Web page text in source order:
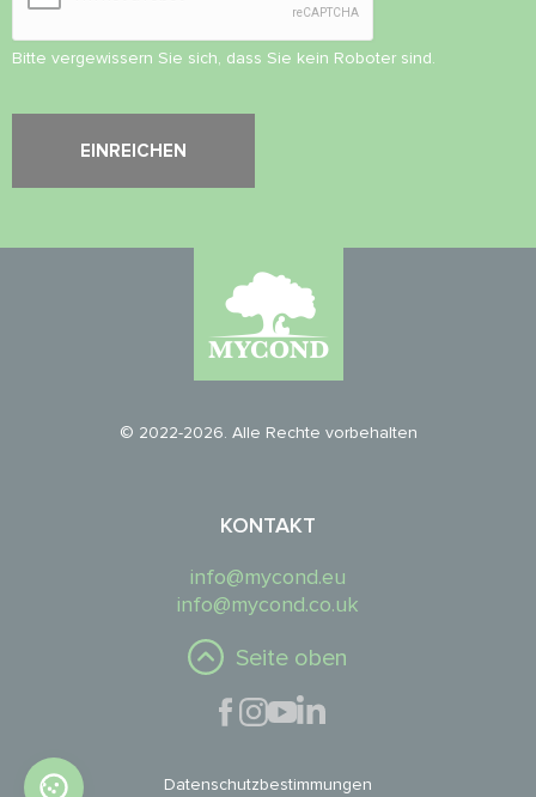
Bitte vergewissern Sie sich, dass Sie kein Roboter sind.
© 2022-2026. Alle Rechte vorbehalten
KONTAKT
info@mycond.eu
info@mycond.co.uk
Seite oben
Datenschutzbestimmungen